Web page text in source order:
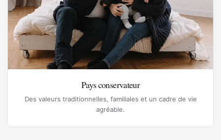
Pays conservateur
Des valeurs traditionnelles, familiales et un cadre de vie
agréable.